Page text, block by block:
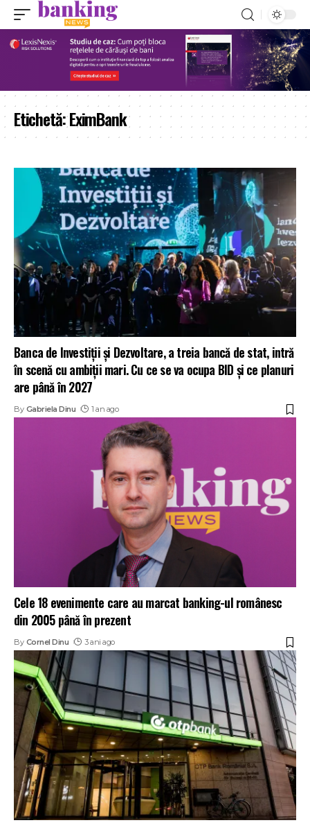
Etichetă:EximBank
Banca de Investiții și Dezvoltare, a treia bancă de stat, intră
în scenă cu ambiții mari. Cu ce se va ocupa BID și ce planuri
are până în 2027
By Gabriela Dinu 1 an ago
Cele 18 evenimente care au marcat banking-ul românesc
din 2005 până în prezent
By Cornel Dinu 3 ani ago